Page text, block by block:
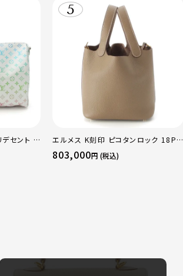
セント キ
トンバッ
エルメス K刻印 ピコタンロック 18PM
トリヨン ハンドバッグ ゴールド金具 エ
トゥープ
803,000円 (税込)